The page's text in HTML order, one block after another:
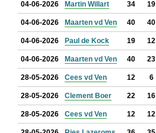
04-06-2026 Martin Willart 34 19
04-06-2026 Maarten vd Ven 40 40
04-06-2026 Paul de Kock 19 12
04-06-2026 Maarten vd Ven 40 23
28-05-2026 Cees vd Ven 12 6
28-05-2026 Clement Boer 22 16
28-05-2026 Cees vd Ven 12 12